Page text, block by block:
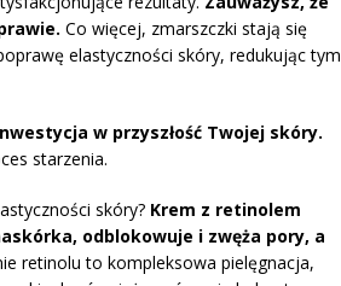
Co więcej, zmarszczki stają się
elastyczności skóry, redukując tym
w przyszłość Twojej skóry.
starzenia.
skóry? Krem z retinolem
odblokowuje i zwęża pory, a
retinolu to kompleksowa pielęgnacja,